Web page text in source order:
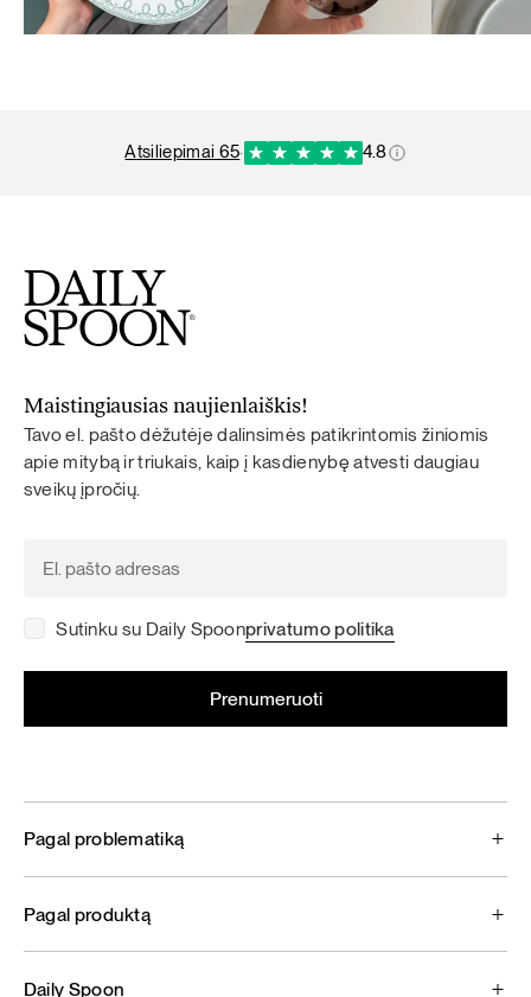
atsiliepimai 65· 4.8
Maistingiausias naujienlaiškis!
Tavo el. pašto dėžutėje dalinsimės patikrintomis žiniomis
apie mitybą ir triukais, kaip į kasdienybę atvesti daugiau
sveikų įpročių.
Sutinku su Daily Spoonprivatumo politika
Pagal problematiką
Pagal produktą
Daily Spoon